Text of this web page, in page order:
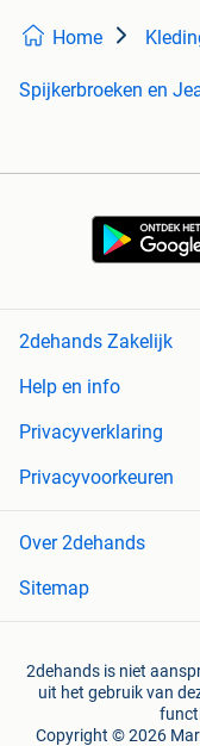
Home
Spijkerbroeken en
2dehands Zakelijk
Help en info
Privacyverklaring
Privacyvoorkeuren
Over 2dehands
Sitemap
2dehands is niet
uit het gebruik van
Copyright © 2026